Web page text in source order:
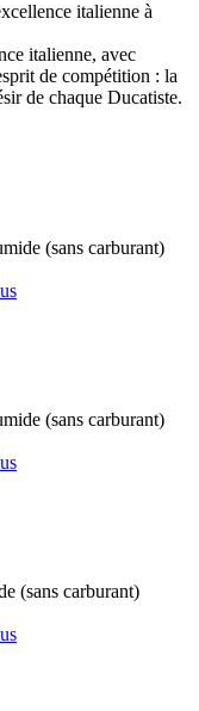
italienne à
italienne, avec
de compétition : la
de chaque Ducatiste.
(sans carburant)
(sans carburant)
(sans carburant)